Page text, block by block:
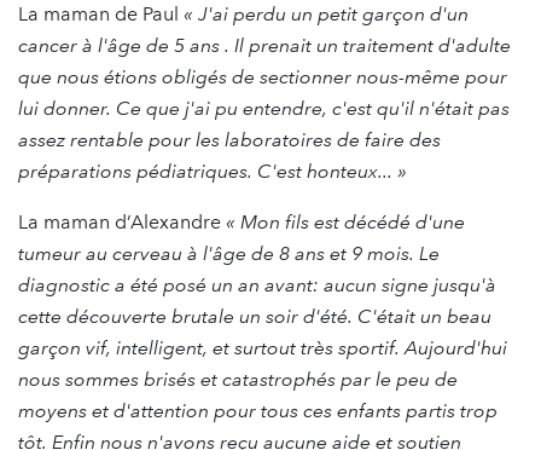
La maman de Paul « J'ai perdu un petit garçon d'un
cancer à l'âge de 5 ans . Il prenait un traitement d'adulte
que nous étions obligés de sectionner nous-même pour
lui donner. Ce que j'ai pu entendre, c'est qu'il n'était pas
assez rentable pour les laboratoires de faire des
préparations pédiatriques. C'est honteux... »
La maman d’Alexandre « Mon fils est décédé d'une
tumeur au cerveau à l'âge de 8 ans et 9 mois. Le
diagnostic a été posé un an avant: aucun signe jusqu'à
cette découverte brutale un soir d'été. C'était un beau
garçon vif, intelligent, et surtout très sportif. Aujourd'hui
nous sommes brisés et catastrophés par le peu de
moyens et d'attention pour tous ces enfants partis trop
tôt. Enfin nous n'avons reçu aucune aide et soutien